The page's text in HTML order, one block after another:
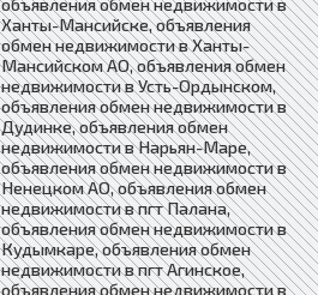
Ханты-Мансийске, объявления
обмен недвижимости в Ханты-
Мансийском АО, объявления обмен
недвижимости в Усть-Ордынском,
объявления обмен недвижимости в
Дудинке, объявления обмен
недвижимости в Нарьян-Маре,
объявления обмен недвижимости в
Ненецком АО, объявления обмен
недвижимости в пгт Палана,
объявления обмен недвижимости в
Кудымкаре, объявления обмен
недвижимости в пгт Агинское,
объявления обмен недвижимости в